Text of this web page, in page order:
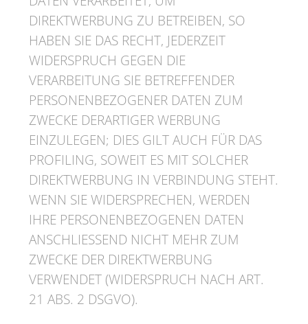
DIREKTWERBUNG ZU BETREIBEN, SO
HABEN SIE DAS RECHT, JEDERZEIT
WIDERSPRUCH GEGEN DIE
VERARBEITUNG SIE BETREFFENDER
PERSONENBEZOGENER DATEN ZUM
ZWECKE DERARTIGER WERBUNG
EINZULEGEN; DIES GILT AUCH FÜR DAS
PROFILING, SOWEIT ES MIT SOLCHER
DIREKTWERBUNG IN VERBINDUNG STEHT.
WENN SIE WIDERSPRECHEN, WERDEN
IHRE PERSONENBEZOGENEN DATEN
ANSCHLIESSEND NICHT MEHR ZUM
ZWECKE DER DIREKTWERBUNG
VERWENDET (WIDERSPRUCH NACH ART.
21 ABS. 2 DSGVO).